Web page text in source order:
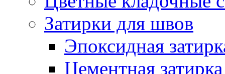
Затирки для швов
Эпоксидная
Цементная затирка